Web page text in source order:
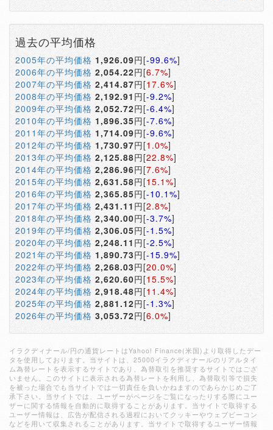
過去の平均価格
2005年の平均価格 1,926.09円[-99.6%]
2006年の平均価格 2,054.22円[6.7%]
2007年の平均価格 2,414.87円[17.6%]
2008年の平均価格 2,192.91 円[-9.2%]
2009年の平均価格 2,052.72円[-6.4%]
2010年の平均価格 1,896.35円[-7.6%]
2011年の平均価格 1,714.09円[-9.6%]
2012年の平均価格 1,730.97円[1.0%]
2013年の平均価格 2,125.88円[22.8%]
2014年の平均価格 2,286.96円[7.6%]
2015年の平均価格 2,631.58円[15.1%]
2016年の平均価格 2,365.85円[-10.1%]
2017年の平均価格 2,431.11 円[2.8%]
2018年の平均価格 2,340.00円[-3.7%]
2019年の平均価格 2,306.05円[-1.5%]
2020年の平均価格 2,248.11 円[-2.5%]
2021年の平均価格 1,890.73円[-15.9%]
2022年の平均価格 2,268.03円[20.0%]
2023年の平均価格 2,620.60円[15.5%]
2024年の平均価格 2,918.48円[11.4%]
2025年の平均価格 2,881.12円[-1.3%]
2026年の平均価格 3,053.72円[6.0%]
イラクディナール/円の通貨レートはYahoo! Finance(米国)より取得したデー
タを使用しております。当サイトは、25000イラクディナールのリアルタイ
ム為替レートを表示するサイトであり、為替取引を推奨するサイトではござ
いません。このサイトに表示される為替レートを利用し、為替取引等で損失
を被った場合でも当サイトでは一切責任を負いかねますのであらかじめご了
承下さい。当サイトでは、ユーザーがページをご覧になったりする際にユー
ザーに関する情報を自動的に取得することがあります。当サイトで取得する
ユーザー情報は、広告が配信される過程においてクッキーやウェブビーコン
などを用いて収集されることがあります。当サイトで取得するユーザー情報